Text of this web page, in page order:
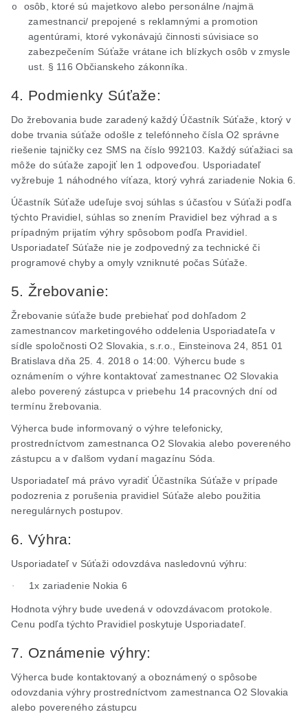
o
osôb, ktoré sú majetkovo alebo personálne /najmä
zamestnanci/ prepojené s reklamnými a promotion
agentúrami, ktoré vykonávajú činnosti súvisiace so
zabezpečením Súťaže vrátane ich blízkych osôb v zmysle
ust. § 116 Občianskeho zákonníka.
4. Podmienky Súťaže:
Do žrebovania bude zaradený každý Účastník Súťaže, ktorý v
dobe trvania súťaže odošle z telefónneho čísla O2 správne
riešenie tajničky cez SMS na číslo 992103. Každý súťažiaci sa
môže do súťaže zapojiť len 1 odpoveďou. Usporiadateľ
vyžrebuje 1 náhodného víťaza, ktorý vyhrá zariadenie Nokia 6.
Účastník Súťaže udeľuje svoj súhlas s účasťou v Súťaži podľa
týchto Pravidiel, súhlas so znením Pravidiel bez výhrad a s
prípadným prijatím výhry spôsobom podľa Pravidiel.
Usporiadateľ Súťaže nie je zodpovedný za technické či
programové chyby a omyly vzniknuté počas Súťaže.
5. Žrebovanie:
Žrebovanie súťaže bude prebiehať pod dohľadom 2
zamestnancov marketingového oddelenia Usporiadateľa v
sídle spoločnosti O2 Slovakia,s.r.o., Einsteinova 24, 851 01
Bratislava dňa 25. 4. 2018 o 14:00. Výhercu bude s
oznámením o výhre kontaktovať zamestnanec O2 Slovakia
alebo poverený zástupca v priebehu 14 pracovných dní od
termínu žrebovania.
Výherca bude informovaný o výhre telefonicky,
prostredníctvom zamestnanca O2 Slovakia alebo povereného
zástupcu a v ďalšom vydaní magazínu Sóda.
Usporiadateľ má právo vyradiť Účastníka Súťaže v prípade
podozrenia z porušenia pravidiel Súťaže alebo použitia
neregulárnych postupov.
6. Výhra:
Usporiadateľ v Súťaži odovzdáva nasledovnú výhru:
· 1x zariadenie Nokia 6
Hodnota výhry bude uvedená v odovzdávacom protokole.
Cenu podľa týchto Pravidiel poskytuje Usporiadateľ.
7. Oznámenie výhry:
Výherca bude kontaktovaný a oboznámený o spôsobe
odovzdania výhry prostredníctvom zamestnanca O2 Slovakia
alebo povereného zástupcu